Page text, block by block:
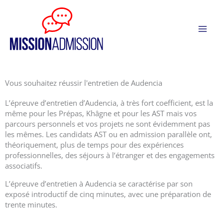
Vous souhaitez réussir l'entretien de Audencia
L’épreuve d’entretien d’Audencia, à très fort coefficient, est la
même pour les Prépas, Khâgne et pour les AST mais vos
parcours personnels et vos projets ne sont évidemment pas
les mêmes. Les candidats AST ou en admission parallèle ont,
théoriquement, plus de temps pour des expériences
professionnelles, des séjours à l’étranger et des engagements
associatifs.
L’épreuve d’entretien à Audencia se caractérise par son
exposé introductif de cinq minutes, avec une préparation de
trente minutes.
Panneau de gestion des cookies